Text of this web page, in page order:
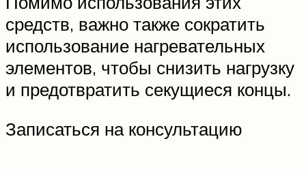
средств, важно также сократить
использование нагревательных
элементов, чтобы снизить нагрузку
и предотвратить секущиеся концы.
Записаться на консультацию